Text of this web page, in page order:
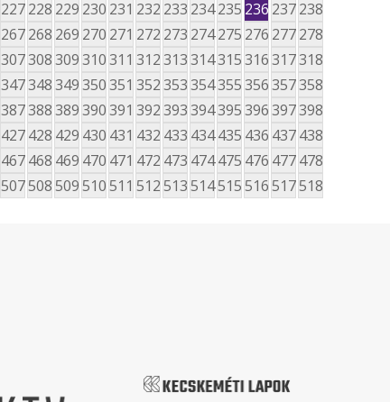
227228 229 230 231 232 233 234235 236 237238
267268 269 270 271 272 273 274275 276 277278
307308309310311 312313314315316317318
347348349350351 352353354355356357358
387388389390391 392393394395396397398
427428 429 430 431 432 433 434435 436 437438
467468 469 470 471 472 473 474475 476 477478
507508509510511 512513514515516517518